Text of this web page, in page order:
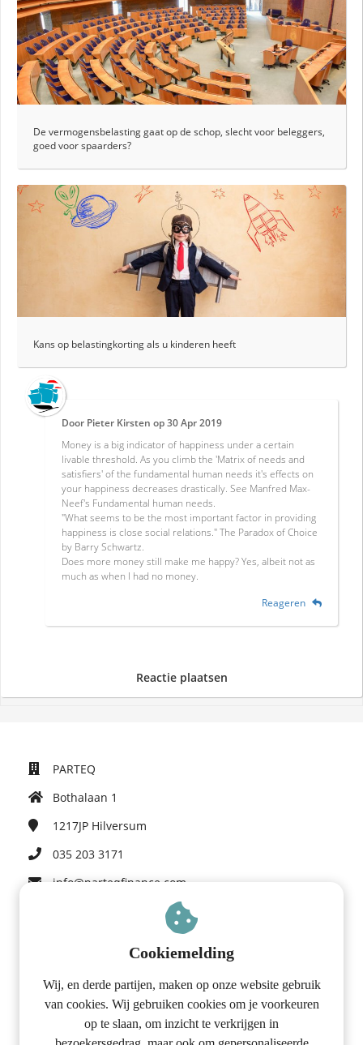
De vermogensbelasting gaat op de schop, slecht voor beleggers,
goed voor spaarders?
Kans op belastingkorting als u kinderen heeft
Door Pieter Kirsten op30 Apr 2019
Money is a big indicator of happiness under a certain
livable threshold. As you climb the 'Matrix of needs and
satisfiers' of the fundamental human needs it's effects on
your happiness decreases drastically. See Manfred Max-
Neef's Fundamental human needs.
"What seems to be the most important factor in providing
happiness is close social relations." The Paradox of Choice
by Barry Schwartz.
Does more money still make me happy? Yes, albeit not as
much as when I had no money.
Reageren
Reactie plaatsen
PARTEQ
Bothalaan 1
1217JP Hilversum
035 203 3171
info@parteqfinance.com
KvK nummer: 97012467
Financiën voor ondernemers
Voorkom fouten die collega-ondernemers maken
Cookiemelding
Wij, en derde partijen, maken op onze website gebruik
van cookies. Wij gebruiken cookies om je voorkeuren
op te slaan, om inzicht te verkrijgen in